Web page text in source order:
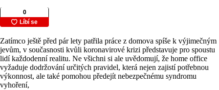
Zatímco ještě před pár lety patřila práce z domova spíše k výjimečným
jevům, v současnosti kvůli koronavirové krizi představuje pro spoustu
lidí každodenní realitu. Ne všichni si ale uvědomují, že home office
vyžaduje dodržování určitých pravidel, která nejen zajistí potřebnou
výkonnost, ale také pomohou předejít nebezpečnému syndromu
vyhoření,